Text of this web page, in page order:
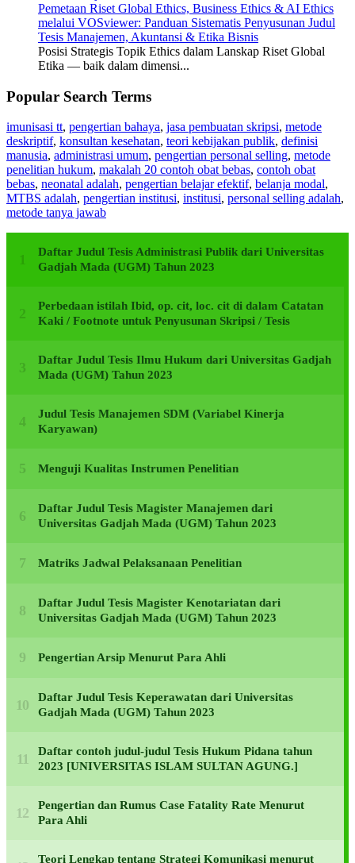
Pemetaan Riset Global Ethics, Business Ethics & AI Ethics
melalui VOSviewer: Panduan Sistematis Penyusunan Judul
Tesis Manajemen, Akuntansi & Etika Bisnis
Posisi Strategis Topik Ethics dalam Lanskap Riset Global
Etika — baik dalam dimensi...
Popular Search Terms
imunisasi tt, pengertian bahaya, jasa pembuatan skripsi, metode
deskriptif, konsultan kesehatan, teori kebijakan publik, definisi
manusia, administrasi umum, pengertian personal selling, metode
penelitian hukum, makalah 20 contoh obat bebas, contoh obat
bebas, neonatal adalah, pengertian belajar efektif, belanja modal,
MTBS adalah, pengertian institusi, institusi, personal selling adalah,
metode tanya jawab
Daftar Judul Tesis Administrasi Publik dari Universitas
Gadjah Mada (UGM) Tahun 2023
Perbedaan istilah Ibid, op. cit, loc. cit di dalam Catatan
Kaki / Footnote untuk Penyusunan Skripsi / Tesis
Daftar Judul Tesis Ilmu Hukum dari Universitas Gadjah
Mada (UGM) Tahun 2023
Judul Tesis Manajemen SDM (Variabel Kinerja
Karyawan)
Menguji Kualitas Instrumen Penelitian
Daftar Judul Tesis Magister Manajemen dari
Universitas Gadjah Mada (UGM) Tahun 2023
Matriks Jadwal Pelaksanaan Penelitian
Daftar Judul Tesis Magister Kenotariatan dari
Universitas Gadjah Mada (UGM) Tahun 2023
Pengertian Arsip Menurut Para Ahli
Daftar Judul Tesis Keperawatan dari Universitas
Gadjah Mada (UGM) Tahun 2023
Daftar contoh judul-judul Tesis Hukum Pidana tahun
2023 [UNIVERSITAS ISLAM SULTAN AGUNG.]
Pengertian dan Rumus Case Fatality Rate Menurut
Para Ahli
Teori Lengkap tentang Strategi Komunikasi menurut